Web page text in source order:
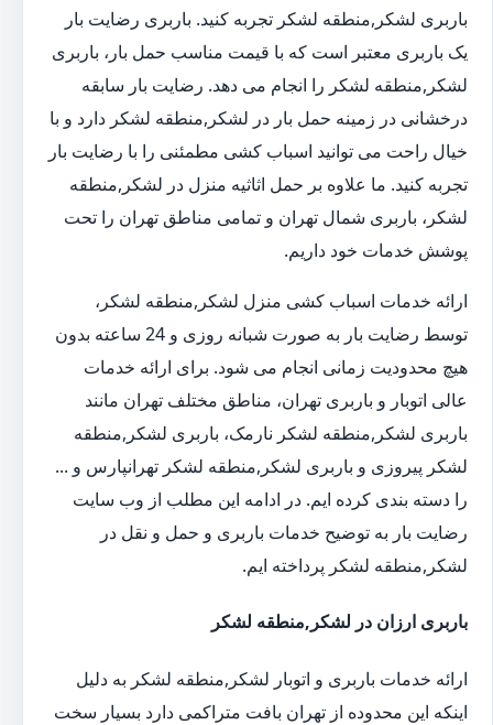
باربری لشکر,منطقه لشکر تجربه کنید. باربری رضایت بار
یک باربری معتبر است که با قیمت مناسب حمل بار، باربری
لشکر,منطقه لشکر را انجام می دهد. رضایت بار سابقه
درخشانی در زمینه حمل بار در لشکر,منطقه لشکر دارد و با
خیال راحت می توانید اسباب کشی مطمئنی را با رضایت بار
تجربه کنید. ما علاوه بر حمل اثاثیه منزل در لشکر,منطقه
لشکر، باربری شمال تهران و تمامی مناطق تهران را تحت
پوشش خدمات خود داریم.
ارائه خدمات اسباب کشی منزل لشکر,منطقه لشکر،
توسط رضایت بار به صورت شبانه روزی و 24 ساعته بدون
هیچ محدودیت زمانی انجام می شود. برای ارائه خدمات
عالی اتوبار و باربری تهران، مناطق مختلف تهران مانند
باربری لشکر,منطقه لشکر نارمک، باربری لشکر,منطقه
لشکر پیروزی و باربری لشکر,منطقه لشکر تهرانپارس و ...
را دسته بندی کرده ایم. در ادامه این مطلب از وب سایت
رضایت بار به توضیح خدمات باربری و حمل و نقل در
لشکر,منطقه لشکر پرداخته ایم.
باربری ارزان در لشکر,منطقه لشکر
ارائه خدمات باربری و اتوبار لشکر,منطقه لشکر به دلیل
اینکه این محدوده از تهران بافت متراکمی دارد بسیار سخت